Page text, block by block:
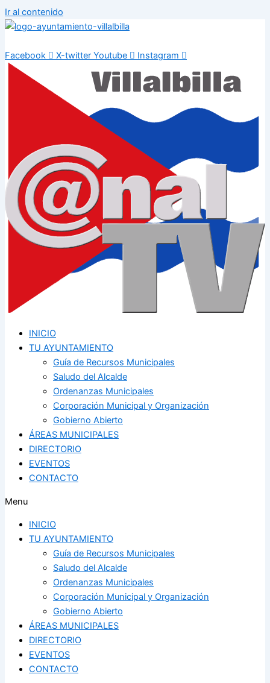
Ir al contenido
Facebook X-twitter Youtube Instagram
INICIO
TU AYUNTAMIENTO
Guía de Recursos Municipales
Saludo del Alcalde
Ordenanzas Municipales
Corporación Municipal y Organización
Gobierno Abierto
ÁREAS MUNICIPALES
DIRECTORIO
EVENTOS
CONTACTO
Menu
INICIO
TU AYUNTAMIENTO
Guía de Recursos Municipales
Saludo del Alcalde
Ordenanzas Municipales
Corporación Municipal y Organización
Gobierno Abierto
ÁREAS MUNICIPALES
DIRECTORIO
EVENTOS
CONTACTO